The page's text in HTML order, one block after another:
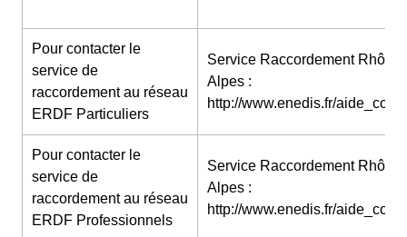
Pour contacter le
service de
raccordement au réseau
ERDF Particuliers
Service Raccordement Rhône-
Alpes :
http://www.enedis.fr/
Pour contacter le
service de
raccordement au réseau
ERDF Professionnels
Service Raccordement Rhône-
Alpes :
http://www.enedis.fr/